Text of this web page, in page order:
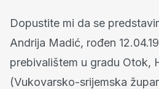
Dopustite mi da se
Andrija Madić, rođen
prebivalištem u gradu Otok,
(Vukovarsko-srijemska